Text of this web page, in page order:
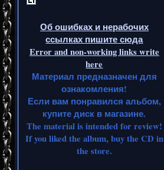
Об ошибках и нерабочих
ссылках пишите сюда
Error and non-working links write
here
Материал предназначен для
ознакомления!
Если вам понравился альбом,
купите диск в магазине.
The material is intended for review!
If you liked the album, buy the CD in
the store.